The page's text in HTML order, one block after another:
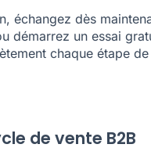
échangez dès
démarrez un essai
chaque étape
de vente B2B